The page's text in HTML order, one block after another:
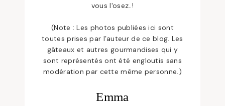
vous l'osez..!
(Note : Les photos publiées ici sont
toutes prises par l’auteur de ce blog. Les
gâteaux et autres gourmandises qui y
sont représentés ont été engloutis sans
modération par cette même personne.)
Emma